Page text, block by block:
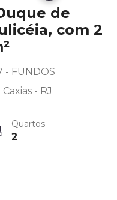
de
com 2
- FUNDOS
- RJ
Quartos
2